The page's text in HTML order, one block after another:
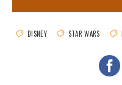
DISNEY STAR WARS